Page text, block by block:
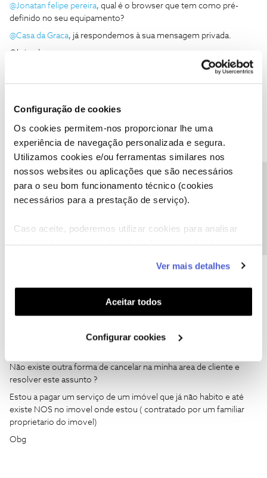
Configuração de cookies
Os cookies permitem-nos proporcionar lhe uma
experiência de navegação personalizada e segura.
Utilizamos cookies e/ou ferramentas similares nos
nossos websites ou aplicações que são necessários
para o seu bom funcionamento técnico (cookies
necessários para a prestação de serviço).
Caso aceite, poderemos utilizar cookies para analisar
funcionalidades (cookies de personalização e
funcionalidade) e adaptar anúncios aos seus interesses
(cookies de publicidade personalizada). Pode gerir a
utilização dos cookies clicando em "Configurar
Ver mais detalhes
Aceitar todos
Configurar cookies
@Jonatan felipe pereira, qual é o browser que tem como pré-
definido no seu equipamento?
@Casa da Graca, já respondemos à sua mensagem privada.
Obrigada
P Pedro Vasco Forum|Forum|6 years ago
Boa tarde
serviços , enviei msgs e sem nenhuma resposta da NOS.
novas tecnologias para ficar em casa devido ao surto de COVID-
e não cancelei o débito direto) e um real aproveitamento da NOS
Não existe outra forma de cancelar na minha area de cliente e
resolver este assunto ?
Estou a pagar um serviço de um imóvel que já não habito e até
existe NOS no imovel onde estou ( contratado por um familiar
proprietario do imovel)
Obg